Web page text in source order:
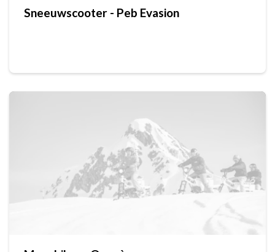
Sneeuwscooter - Peb Evasion